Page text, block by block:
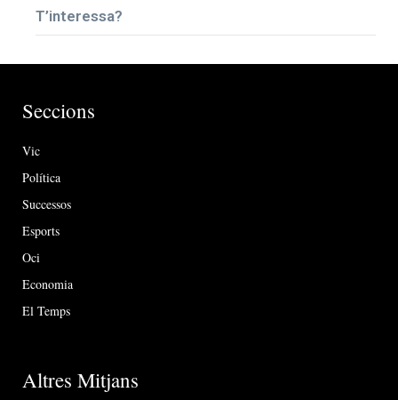
T’interessa?
Seccions
Vic
Política
Successos
Esports
Oci
Economia
El Temps
Altres Mitjans